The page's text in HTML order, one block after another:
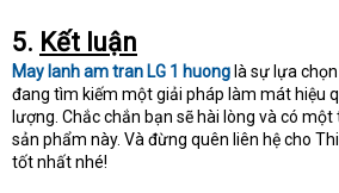
5. Kết luận
May lanh am tran LG 1 huong là sự lựa
đang tìm kiếm một giải pháp làm mát hiệu
lượng. Chắc chắn bạn sẽ hài lòng và có
sản phẩm này. Và đừng quên liên hệ cho
tốt nhất nhé!